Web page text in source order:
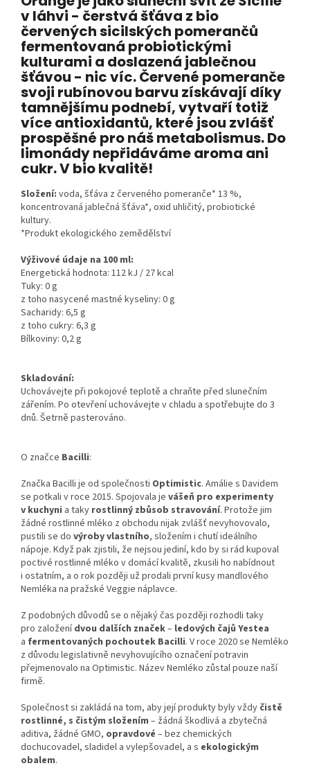
v láhvi - čerstvá šťáva z bio
červených sicilských pomerančů
fermentovaná probiotickými
kulturami a doslazená jablečnou
šťávou - nic víc. Červené pomeranče
svoji rubínovou barvu získávají díky
tamnějšímu podnebí, vytvaří totiž
více antioxidantů, které jsou zvlášť
prospěšné pro náš metabolismus. Do
limonády nepřidáváme aroma ani
cukr. V bio kvalitě!
Složení: voda, šťáva z červeného pomeranče* 13 %,
koncentrovaná jablečná šťáva*, oxid uhličitý, probiotické
kultury.
*Produkt ekologického zemědělství
Výživové údaje na 100 ml:
Energetická hodnota: 112 kJ / 27 kcal
Tuky: 0 g
z toho nasycené mastné kyseliny: 0 g
Sacharidy: 6,5 g
z toho cukry: 6,3 g
Bílkoviny: 0,2 g
Skladování:
Uchovávejte při pokojové teplotě a chraňte před slunečním
zářením. Po otevření uchovávejte v chladu a spotřebujte do 3
dnů. Šetrně pasterováno.
O značce Bacilli:
Značka Bacilli je od společnosti Optimistic. Amálie s Davidem
se potkali v roce 2015. Spojovala je vášeň pro experimenty
v kuchyni a taky rostlinný zbůsob stravování. Protože jim
žádné rostlinné mléko z obchodu nijak zvlášť nevyhovovalo,
pustili se do výroby vlastního, složením i chutí ideálního
nápoje. Když pak zjistili, že nejsou jediní, kdo by si rád kupoval
poctivé rostlinné mléko v domácí kvalitě, zkusili ho nabídnout
i ostatním, a o rok později už prodali první kusy mandlového
Nemléka na pražské Veggie náplavce.
Z podobných důvodů se o nějaký čas později rozhodli taky
pro založenídvou dalších značek– ledových čajů Yestea
a fermentovaných pochoutek Bacilli. V roce 2020 se Nemléko
z důvodu legislativně nevyhovujícího označení potravin
přejmenovalo na Optimistic. Název Nemléko zůstal pouze naší
firmě.
Společnost si zakládá na tom, aby její produkty byly vždy čistě
rostlinné, s čistým složením – žádná škodlivá a zbytečná
aditiva, žádné GMO, opravdové – bez chemických
dochucovadel, sladidel a vylepšovadel, a s ekologickým
obalem.